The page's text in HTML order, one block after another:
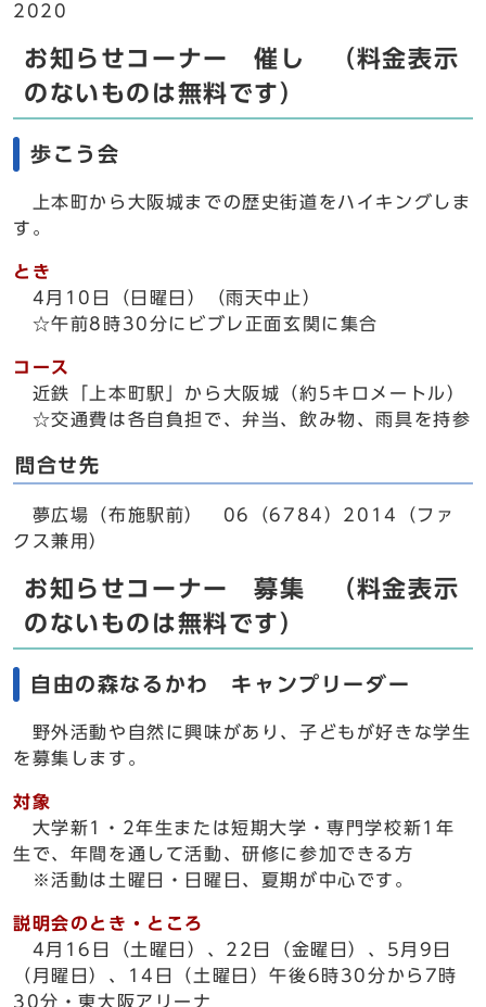
2020
お知らせコーナー 催し （料金表示
のないものは無料です）
歩こう会
上本町から大阪城までの歴史街道をハイキングしま
す。
とき
4月10日（日曜日）（雨天中止）
☆午前8時30分にビブレ正面玄関に集合
コース
近鉄「上本町駅」から大阪城（約5キロメートル）
☆交通費は各自負担で、弁当、飲み物、雨具を持参
問合せ先
夢広場（布施駅前） 06（6784）2014（ファ
クス兼用）
お知らせコーナー 募集 （料金表示
のないものは無料です）
自由の森なるかわ キャンプリーダー
野外活動や自然に興味があり、子どもが好きな学生
を募集します。
対象
大学新1・2年生または短期大学・専門学校新1年
生で、年間を通して活動、研修に参加できる方
※活動は土曜日・日曜日、夏期が中心です。
説明会のとき・ところ
4月16日（土曜日）、22日（金曜日）、5月9日
（月曜日）、14日（土曜日）午後6時30分から7時
30分・東大阪アリーナ